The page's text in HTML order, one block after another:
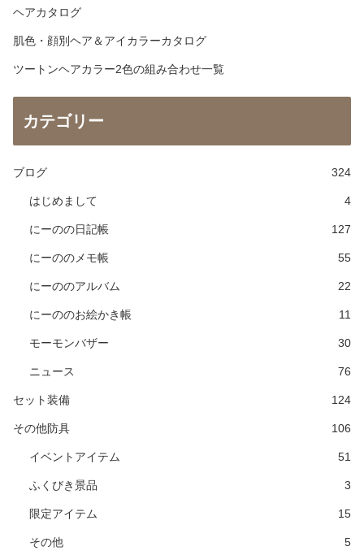
ヘアカタログ
肌色・顔別ヘア＆アイカラーカタログ
ツートンヘアカラー2色の組み合わせ一覧
カテゴリー
ブログ 324
はじめまして 4
にーのの日記帳 127
にーののメモ帳 55
にーののアルバム 22
にーののお絵かき帳 11
モーモンバザー 30
ニュース 76
セット装備 124
その他防具 106
イベントアイテム 51
ふくびき景品 3
限定アイテム 15
その他 5